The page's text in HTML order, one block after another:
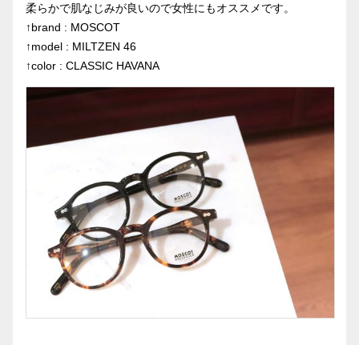
柔らかで肌なじみが良いので女性にもオススメです。
↑brand : MOSCOT
↑model : MILTZEN 46
↑color : CLASSIC HAVANA